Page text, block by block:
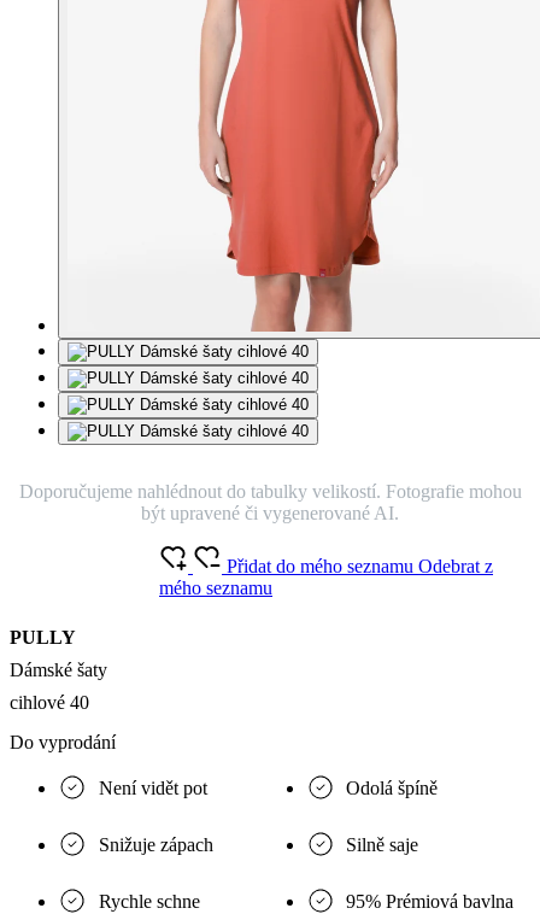
Doporučujeme nahlédnout do tabulky velikostí. Fotografie mohou
být upravené či vygenerované AI.
PULLY
Dámské šaty
cihlové 40
Přidat do mého seznamuOdebrat z
mého seznamu
Do vyprodání
Není vidět pot Odolá špíně
Snižuje zápach Silně saje
Rychle schne 95% Prémiová bavlna